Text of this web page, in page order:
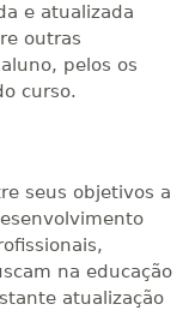
e atualizada
outras
pelos os
curso.
seus objetivos a
na educação
atualização